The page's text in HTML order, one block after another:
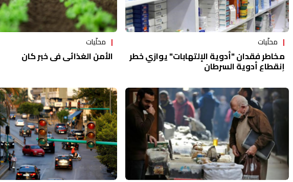
محلّيات
مخاطر فقدان "أدوية الإلتهابات" يوازي خطر
إنقطاع أدوية السرطان
محلّيات
الأمن الغذائي في خبر كان